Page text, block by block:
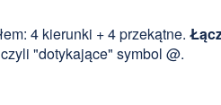
4 kierunki + 4 przekątne.
"dotykające" symbol @.